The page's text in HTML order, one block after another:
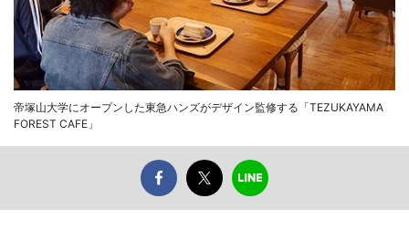
帝塚山大学にオープンした東急ハンズがデザイン監修する「TEZUKAYAMA
FOREST CAFE」